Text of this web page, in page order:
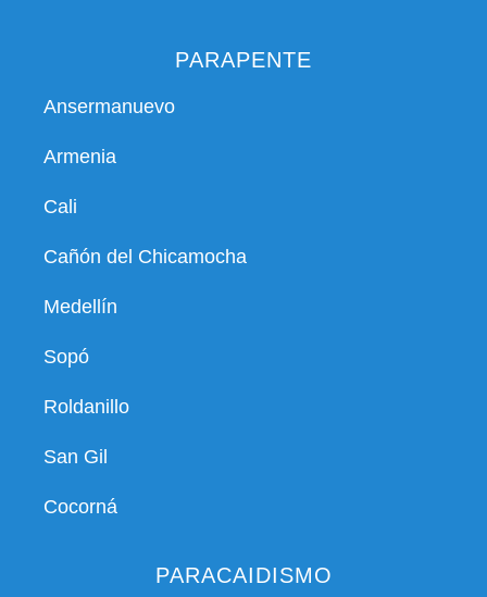
PARAPENTE
Ansermanuevo
Armenia
Cali
Cañón del Chicamocha
Medellín
Sopó
Roldanillo
San Gil
Cocorná
PARACAIDISMO